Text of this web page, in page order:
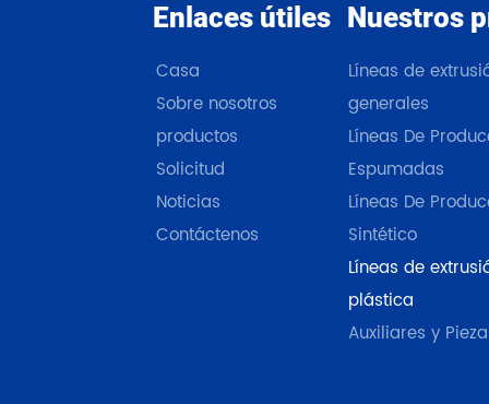
Enlaces útiles
Casa
Sobre nosotros
productos
Solicitud
Noticias
Contáctenos
Nuestros
Líneas de
generales
Líneas De
Espumadas
Líneas De
Sintético
Líneas de
plástica
Auxiliares y